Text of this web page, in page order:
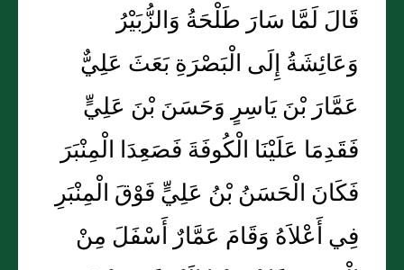
قَالَ لَمَّا سَارَ طَلْحَةُ وَالزُّبَيْرُ
وَعَائِشَةُ إِلَى الْبَصْرَةِ بَعَثَ عَلِيٌّ
عَمَّارَ بْنَ يَاسِرٍ وَحَسَنَ بْنَ عَلِيٍّ
فَقَدِمَا عَلَيْنَا الْكُوفَةَ فَصَعِدَا الْمِنْبَرَ
فَكَانَ الْحَسَنُ بْنُ عَلِيٍّ فَوْقَ الْمِنْبَرِ
فِي أَعْلاَهُ وَقَامَ عَمَّارٌ أَسْفَلَ مِنْ